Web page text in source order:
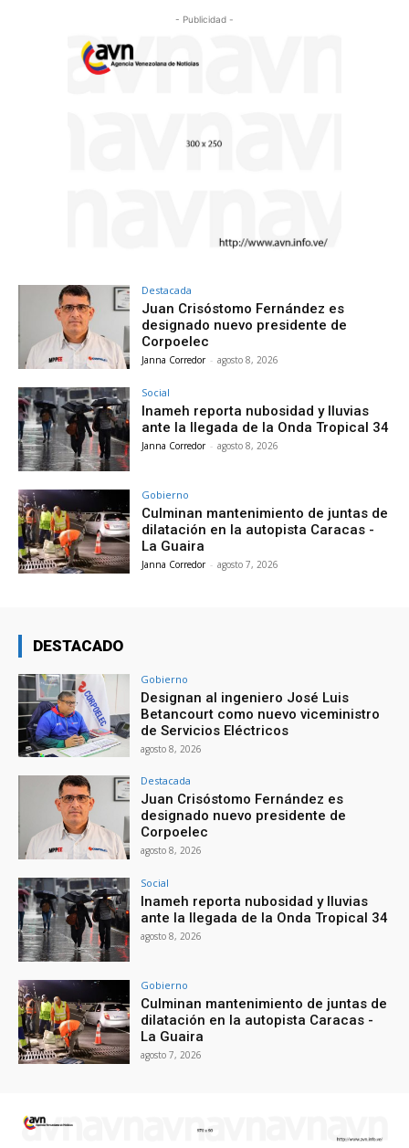
- Publicidad -
Destacada
Juan Crisóstomo Fernández es
designado nuevo presidente de
Corpoelec
Janna Corredor - agosto 8, 2026
Social
Inameh reporta nubosidad y lluvias
ante la llegada de la Onda Tropical 34
Janna Corredor - agosto 8, 2026
Gobierno
Culminan mantenimiento de juntas de
dilatación en la autopista Caracas -
La Guaira
Janna Corredor - agosto 7, 2026
DESTACADO
Gobierno
Designan al ingeniero José Luis
Betancourt como nuevo viceministro
de Servicios Eléctricos
agosto 8, 2026
Destacada
Juan Crisóstomo Fernández es
designado nuevo presidente de
Corpoelec
agosto 8, 2026
Social
Inameh reporta nubosidad y lluvias
ante la llegada de la Onda Tropical 34
agosto 8, 2026
Gobierno
Culminan mantenimiento de juntas de
dilatación en la autopista Caracas -
La Guaira
agosto 7, 2026